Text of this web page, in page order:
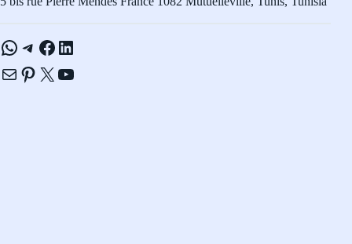
WhatsApp
Telegram
Facebook
LinkedIn
E-mailPinterest
X YouTube